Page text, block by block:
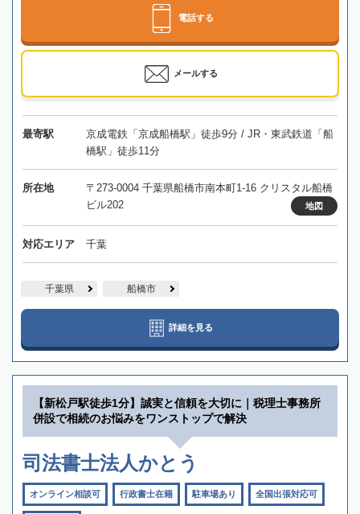
電話する
メールする
最寄駅
京成電鉄「京成船橋駅」徒歩9分 / JR・東武鉄道「船
橋駅」徒歩11分
所在地
〒273-0004 千葉県船橋市南本町1-16 クリスタル船橋
ビル202
地図
対応エリア 千葉
千葉県 船橋市
詳細を見る
【新松戸駅徒歩1分】誠実と信頼を大切に｜税理士事務所
併設で相続のお悩みをワンストップで解決
司法書士法人かとう
オンライン相談可 行政書士在籍 駐車場あり 全国出張対応可